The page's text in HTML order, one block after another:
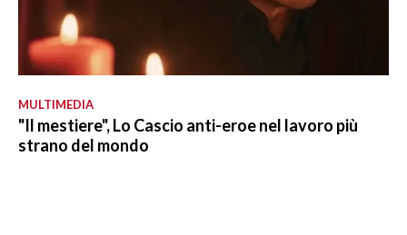
MULTIMEDIA
"Il mestiere", Lo Cascio anti-eroe nel lavoro più
strano del mondo